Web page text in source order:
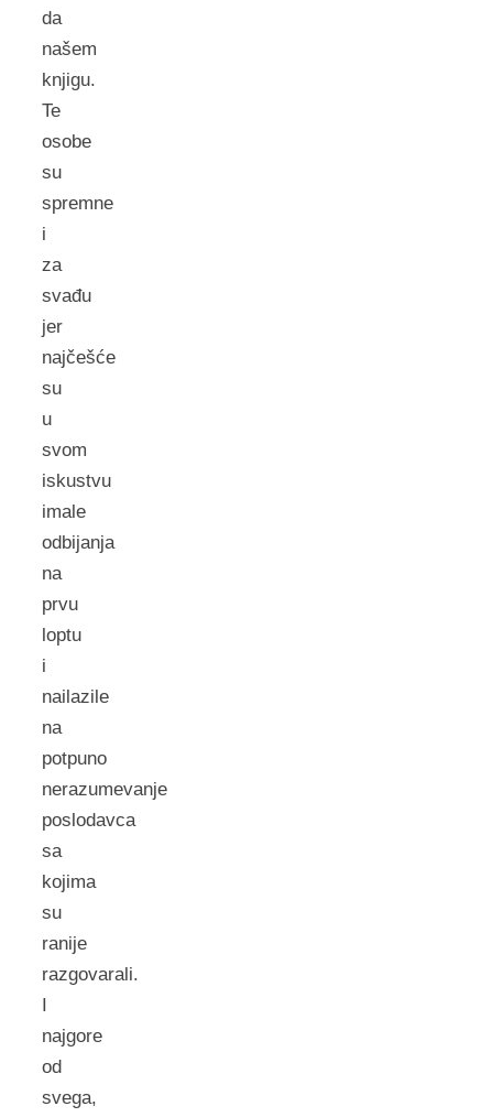
da
našem
knjigu.
Te
osobe
su
spremne
i
za
svađu
jer
najčešće
su
u
svom
iskustvu
imale
odbijanja
na
prvu
loptu
i
nailazile
na
potpuno
nerazumevanje
poslodavca
sa
kojima
su
ranije
razgovarali.
I
najgore
od
svega,